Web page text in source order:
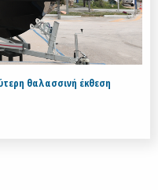
θαλασσινή έκθεση